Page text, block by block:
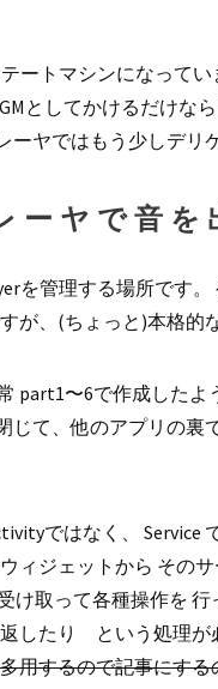
ートマシンになって
としてかけるだけな
ヤではもう少しデリ
ーヤで音を
を管理する場所です
が、(ちょっと)本格的
part1〜6で作成した
じて、他のアプリの
ではなく、 Service
ィジェットから その
け取って各種操作を
したり という処理が
用するので記事にす